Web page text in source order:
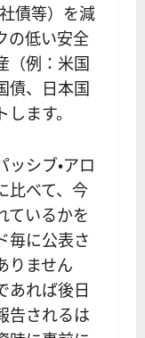
債等）を減
の低い安全
（例：米国
債、日本国
ます。
シブ・アロ
比べて、今
ているかを
毎に公表さ
りません
あれば後日
告されるは